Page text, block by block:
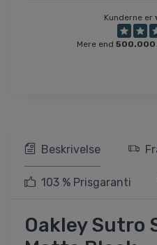
Kunderne er
Mere end 500.000
Beskrivelse
103 % Prisgaranti
Oakley Sutro